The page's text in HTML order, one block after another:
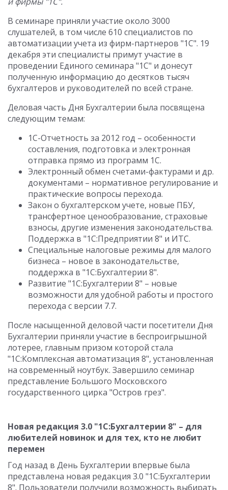
В семинаре приняли участие около 3000
слушателей, в том числе 610 специалистов по
автоматизации учета из фирм-партнеров "1С". 19
декабря эти специалисты примут участие в
проведении Единого семинара "1С" и донесут
полученную информацию до десятков тысяч
бухгалтеров и руководителей по всей стране.
Деловая часть Дня Бухгалтерии была посвящена
следующим темам:
1C-Отчетность за 2012 год – особенности
составления, подготовка и электронная
отправка прямо из программ 1С.
Электронный обмен счетами-фактурами и др.
документами – нормативное регулирование и
практические вопросы перехода.
Закон о бухгалтерском учете, новые ПБУ,
трансфертное ценообразование, страховые
взносы, другие изменения законодательства.
Поддержка в "1С:Предприятии 8" и ИТС.
Специальные налоговые режимы для малого
бизнеса – новое в законодательстве,
поддержка в "1С:Бухгалтерии 8".
Развитие "1С:Бухгалтерии 8" – новые
возможности для удобной работы и простого
перехода с версии 7.7.
После насыщенной деловой части посетители Дня
Бухгалтерии приняли участие в беспроигрышной
лотерее, главным призом которой стала
"1С:Комплексная автоматизация 8", установленная
на современный ноутбук. Завершило семинар
представление Большого Московского
государственного цирка "Остров грез".
Новая редакция 3.0 "1С:Бухгалтерии 8" – для
любителей новинок и для тех, кто не любит
перемен
Год назад в День Бухгалтерии впервые была
представлена новая редакция 3.0 "1С:Бухгалтерии
8". Пользователи получили возможность выбирать